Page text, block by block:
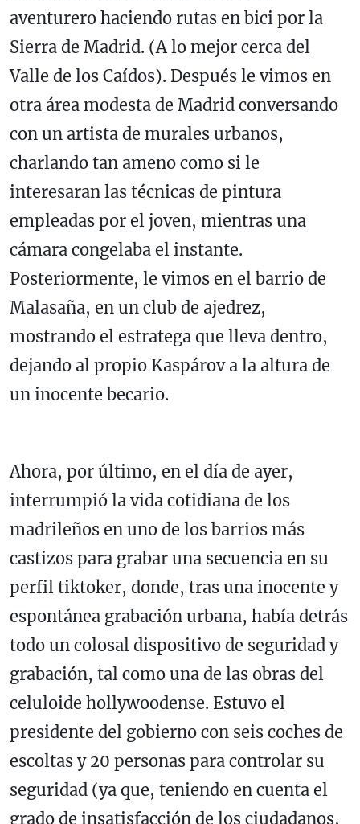
aventurero haciendo rutas en bici por la
Sierra de Madrid. (A lo mejor cerca del
Valle de los Caídos). Después le vimos en
otra área modesta de Madrid conversando
con un artista de murales urbanos,
charlando tan ameno como si le
interesaran las técnicas de pintura
empleadas por el joven, mientras una
cámara congelaba el instante.
Posteriormente, le vimos en el barrio de
Malasaña, en un club de ajedrez,
mostrando el estratega que lleva dentro,
dejando al propio Kaspárov a la altura de
un inocente becario.
Ahora, por último, en el día de ayer,
interrumpió la vida cotidiana de los
madrileños en uno de los barrios más
castizos para grabar una secuencia en su
perfil tiktoker, donde, tras una inocente y
espontánea grabación urbana, había detrás
todo un colosal dispositivo de seguridad y
grabación, tal como una de las obras del
celuloide hollywoodense. Estuvo el
presidente del gobierno con seis coches de
escoltas y 20 personas para controlar su
seguridad (ya que, teniendo en cuenta el
grado de insatisfacción de los ciudadanos,